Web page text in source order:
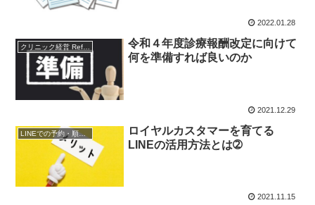
2022.01.28
クリニック経営 References
令和４年度診療報酬改定に向けて
何を準備すれば良いのか
2021.12.29
LINEでの予約・順番受付
ロイヤルカスタマーを育てる
LINEの活用方法とは➁
2021.11.15